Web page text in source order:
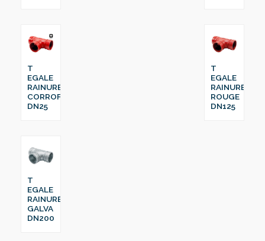
T
EGALE
RAINURE
CORROFIT
DN25
T
EGALE
RAINURE
ROUGE
DN125
T
EGALE
RAINURE
GALVA
DN200